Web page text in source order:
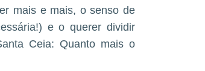
mais e mais, o senso de
e o querer dividir
Ceia: Quanto mais o